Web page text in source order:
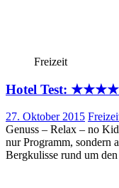
Freizeit
Hotel Test:
27. Oktober 2015
Genuss – Relax – no
nur Programm, sondern
Bergkulisse rund um